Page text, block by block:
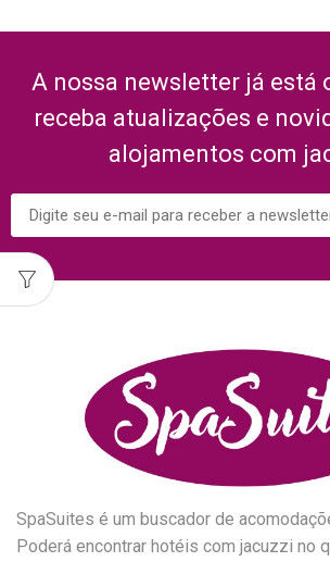
A nossa newsletter já está
receba atualizações e
alojamentos com
SpaSuites é um buscador de
Poderá encontrar hotéis com jacuzzi no